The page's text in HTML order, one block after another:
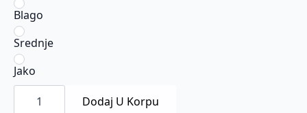
Blago
Srednje
Jako
103.
Teletina Dodaj U Korpu